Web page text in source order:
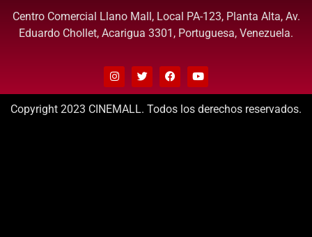
Centro Comercial Llano Mall, Local PA-123, Planta Alta, Av.
Eduardo Chollet, Acarigua 3301, Portuguesa, Venezuela.
Copyright 2023 CINEMALL. Todos los derechos reservados.